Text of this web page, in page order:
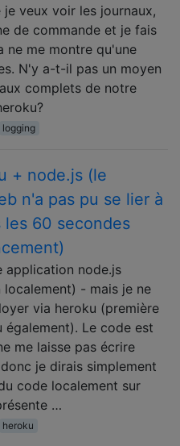
je veux voir les journaux,
de commande et je fais
ne me montre qu'une
N'y a-t-il pas un moyen
complets de notre
logging
+ node.js (le
n'a pas pu se lier à
les 60 secondes
application node.js
- mais je ne
via heroku (première
également). Le code est
me laisse pas écrire
je dirais simplement
code localement sur
…
heroku